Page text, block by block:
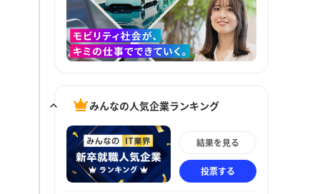
みんなの人気企業ランキング
結果を見る
投票する